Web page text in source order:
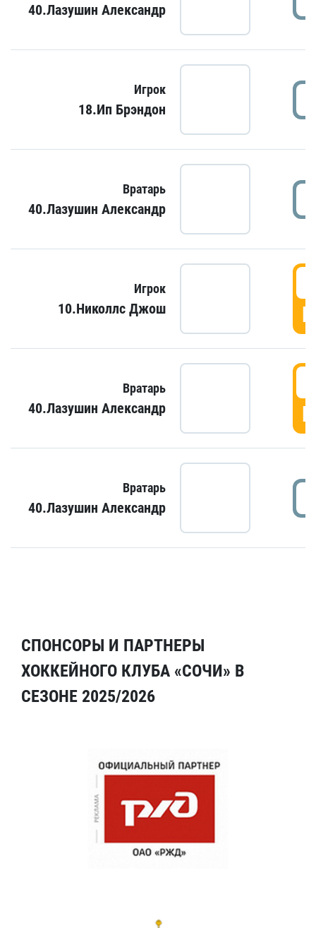
40.Лазушин Александр
Игрок
18.Ип Брэндон
Вратарь
40.Лазушин Александр
Игрок
10.Николлс Джош
Вратарь
40.Лазушин Александр
Вратарь
40.Лазушин Александр
СПОНСОРЫ И ПАРТНЕРЫ
ХОККЕЙНОГО КЛУБА «СОЧИ» В
СЕЗОНЕ 2025/2026